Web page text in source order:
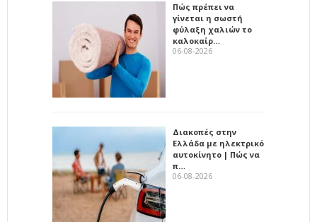
Πώς πρέπει να
γίνεται η σωστή
φύλαξη χαλιών το
καλοκαίρ…
06-08-2026
Διακοπές στην
Ελλάδα με ηλεκτρικό
αυτοκίνητο | Πώς να
π…
06-08-2026